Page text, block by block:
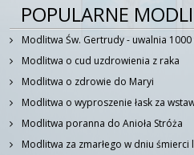
POPULARNE
Modlitwa Św. Gertrudy - uwalnia 1000
Modlitwa o cud uzdrowienia z raka
Modlitwa o zdrowie do Maryi
Modlitwa o wyproszenie łask za
Modlitwa poranna do Anioła Stróża
Modlitwa za zmarłego w dniu